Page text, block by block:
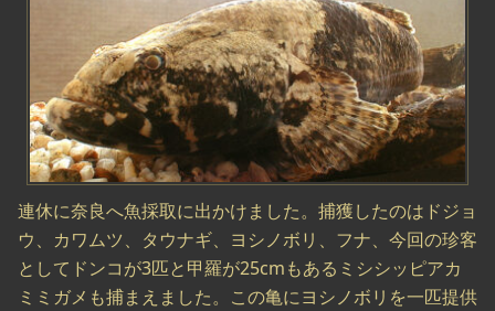
連休に奈良へ魚採取に出かけました。捕獲したのはドジョ
ウ、カワムツ、タウナギ、ヨシノボリ、フナ、今回の珍客
としてドンコが3匹と甲羅が25cmもあるミシシッピアカ
ミミガメも捕まえました。この亀にヨシノボリを一匹提供